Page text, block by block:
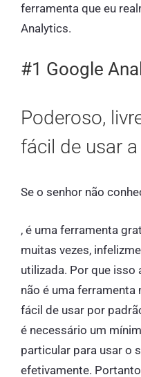
ferramenta que eu
Analytics.
#1 Google
Poderoso,
fácil de usar
Se o senhor não
, é uma ferramenta
muitas vezes,
utilizada. Por que isso
não é uma ferramenta
fácil de usar por
é necessário um
particular para usar o
efetivamente.